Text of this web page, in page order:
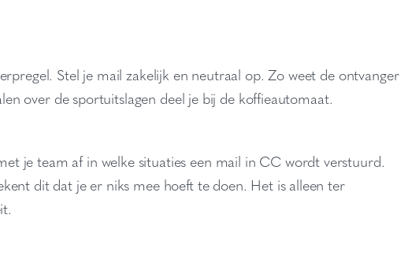
Stel je mail zakelijk en neutraal op. Zo weet de ontvanger
over de sportuitslagen deel je bij de koffieautomaat.
je team af in welke situaties een mail in CC wordt verstuurd.
dit dat je er niks mee hoeft te doen. Het is alleen ter